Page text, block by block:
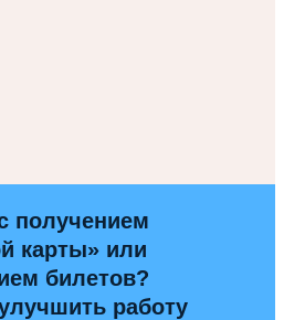
получением
карты» или
билетов?
работу